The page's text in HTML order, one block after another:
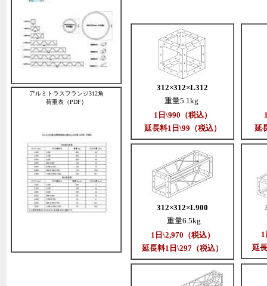
アルミトラスフランジ312角
荷重表（PDF）
312×312×L312
重量5.1kg
1日\990（税込）
延長料1日\99（税込）
延
312×312×L900
重量6.5kg
1日\2,970（税込）
延長料1日\297（税込）
延